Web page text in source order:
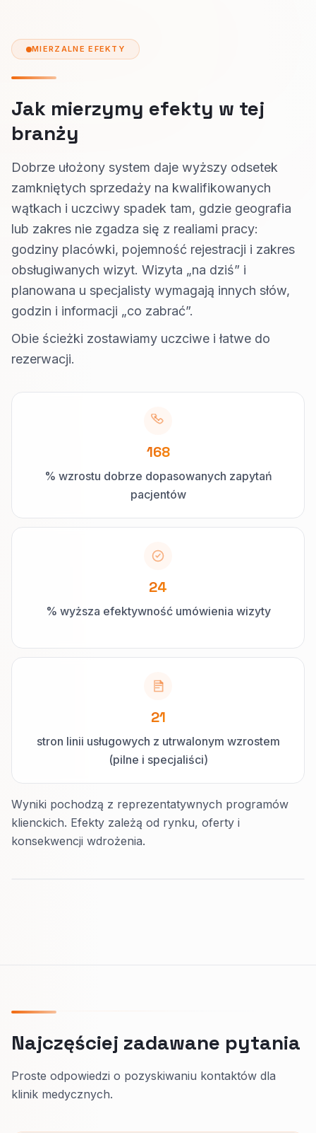
MIERZALNE EFEKTY
Jak mierzymy efekty w tej
branży
Dobrze ułożony system daje wyższy odsetek
zamkniętych sprzedaży na kwalifikowanych
wątkach i uczciwy spadek tam, gdzie geografia
lub zakres nie zgadza się z realiami pracy:
godziny placówki, pojemność rejestracji i zakres
obsługiwanych wizyt. Wizyta „na dziś” i
planowana u specjalisty wymagają innych słów,
godzin i informacji „co zabrać”.
Obie ścieżki zostawiamy uczciwe i łatwe do
rezerwacji.
168
% wzrostu dobrze dopasowanych zapytań
pacjentów
24
% wyższa efektywność umówienia wizyty
21
stron linii usługowych z utrwalonym wzrostem
(pilne i specjaliści)
Wyniki pochodzą z reprezentatywnych programów
klienckich. Efekty zależą od rynku, oferty i
konsekwencji wdrożenia.
Najczęściej zadawane pytania
Proste odpowiedzi o pozyskiwaniu kontaktów dla
klinik medycznych.